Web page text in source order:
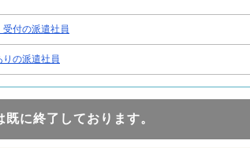
付の派遣社員
りの派遣社員
に終了しております。